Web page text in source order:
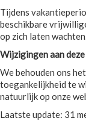
Tijdens
beschikbare
op zich laten wachten.
Wijzigingen aan
We behouden ons
toegankelijkheid te
natuurlijk op onze
Laatste update: 31